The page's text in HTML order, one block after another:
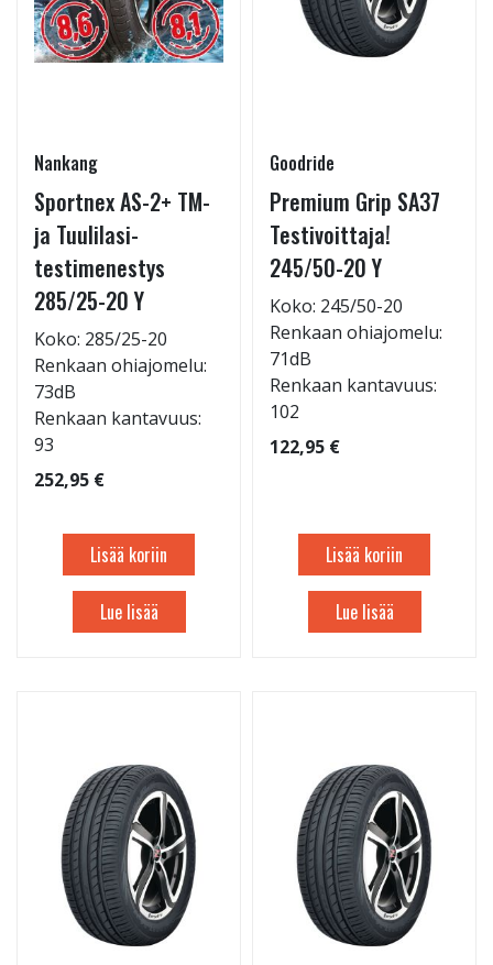
Nankang
Sportnex AS-2+ TM-
ja Tuulilasi-
testimenestys
285/25-20 Y
Koko: 285/25-20
Renkaan ohiajomelu:
73dB
Renkaan kantavuus:
93
252,95 €
Lisää koriin
Lue lisää
Goodride
Premium Grip SA37
Testivoittaja!
245/50-20 Y
Koko: 245/50-20
Renkaan ohiajomelu:
71dB
Renkaan kantavuus:
102
122,95 €
Lisää koriin
Lue lisää